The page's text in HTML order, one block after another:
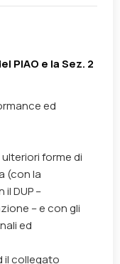
PIAO e la Sez. 2
ed
ulteriori forme di
(con la
DUP –
– e con gli
ed
il collegato